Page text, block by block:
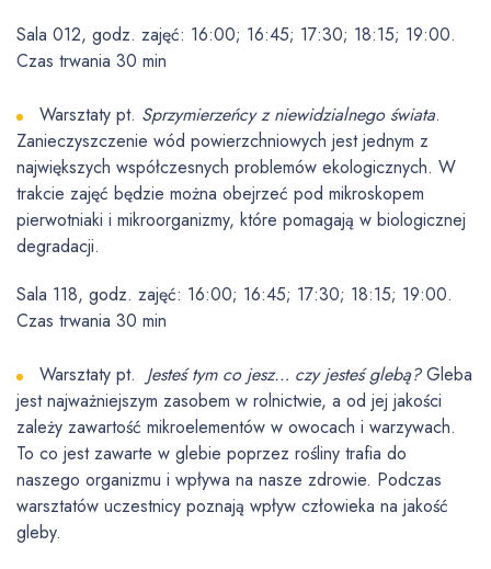
Sala 012, godz. zajęć: 16:00; 16:45; 17:30; 18:15; 19:00.
Czas trwania 30 min
Warsztaty pt. Sprzymierzeńcy z niewidzialnego świata.
Zanieczyszczenie wód powierzchniowych jest jednym z
największych współczesnych problemów ekologicznych. W
trakcie zajęć będzie można obejrzeć pod mikroskopem
pierwotniaki i mikroorganizmy, które pomagają w biologicznej
degradacji.
Sala 118, godz. zajęć: 16:00; 16:45; 17:30; 18:15; 19:00.
Czas trwania 30 min
Warsztaty pt. Jesteś tym co jesz… czy jesteś glebą?Gleba
jest najważniejszym zasobem w rolnictwie, a od jej jakości
zależy zawartość mikroelementów w owocach i warzywach.
To co jest zawarte w glebie poprzez rośliny trafia do
naszego organizmu i wpływa na nasze zdrowie. Podczas
warsztatów uczestnicy poznają wpływ człowieka na jakość
gleby.